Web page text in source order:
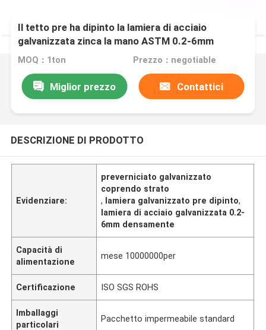
Il tetto pre ha dipinto la lamiera di acciaio
galvanizzata zinca la mano ASTM 0.2-6mm
densamente
MOQ：1ton Prezzo：negotiable
Miglior prezzo Contattici
DESCRIZIONE DI PRODOTTO
Evidenziare:
preverniciato galvanizzato
coprendo strato
, lamiera galvanizzato pre dipinto,
lamiera di acciaio galvanizzata 0.2-
6mm densamente
Capacità di
alimentazione
mese 10000000per
Certificazione ISO SGS ROHS
Imballaggi
particolari
Pacchetto impermeabile standard